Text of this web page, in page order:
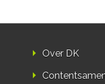
Over DK